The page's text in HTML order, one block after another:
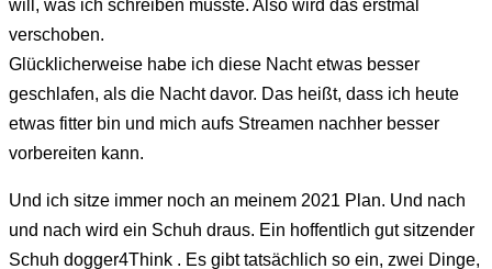
will, was ich schreiben müsste. Also wird das erstmal
verschoben.
Glücklicherweise habe ich diese Nacht etwas besser
geschlafen, als die Nacht davor. Das heißt, dass ich heute
etwas fitter bin und mich aufs Streamen nachher besser
vorbereiten kann.
Und ich sitze immer noch an meinem 2021 Plan. Und nach
und nach wird ein Schuh draus. Ein hoffentlich gut sitzender
Schuh dogger4Think . Es gibt tatsächlich so ein, zwei Dinge,